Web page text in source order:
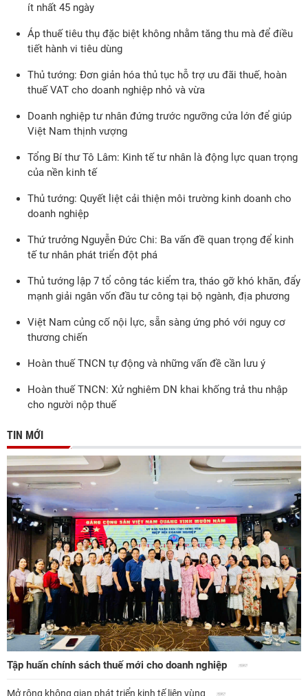
ít nhất 45 ngày
Áp thuế tiêu thụ đặc biệt không nhằm tăng thu mà để điều
tiết hành vi tiêu dùng
Thủ tướng: Đơn giản hóa thủ tục hỗ trợ ưu đãi thuế, hoàn
thuế VAT cho doanh nghiệp nhỏ và vừa
Doanh nghiệp tư nhân đứng trước ngưỡng cửa lớn để giúp
Việt Nam thịnh vượng
Tổng Bí thư Tô Lâm: Kinh tế tư nhân là động lực quan trọng
của nền kinh tế
Thủ tướng: Quyết liệt cải thiện môi trường kinh doanh cho
doanh nghiệp
Thứ trưởng Nguyễn Đức Chi: Ba vấn đề quan trọng để kinh
tế tư nhân phát triển đột phá
Thủ tướng lập 7 tổ công tác kiểm tra, tháo gỡ khó khăn, đẩy
mạnh giải ngân vốn đầu tư công tại bộ ngành, địa phương
Việt Nam củng cố nội lực, sẵn sàng ứng phó với nguy cơ
thương chiến
Hoàn thuế TNCN tự động và những vấn đề cần lưu ý
Hoàn thuế TNCN: Xử nghiêm DN khai khống trả thu nhập
cho người nộp thuế
TIN MỚI
Tập huấn chính sách thuế mới cho doanh nghiệp
Mở rộng không gian phát triển kinh tế liên vùng